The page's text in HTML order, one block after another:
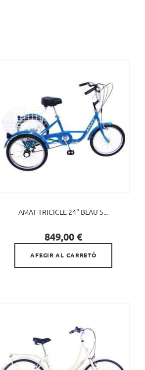
AMAT TRICICLE 24" BLAU 5...
Preu
849,00 €

AFEGIR AL CARRETÓ